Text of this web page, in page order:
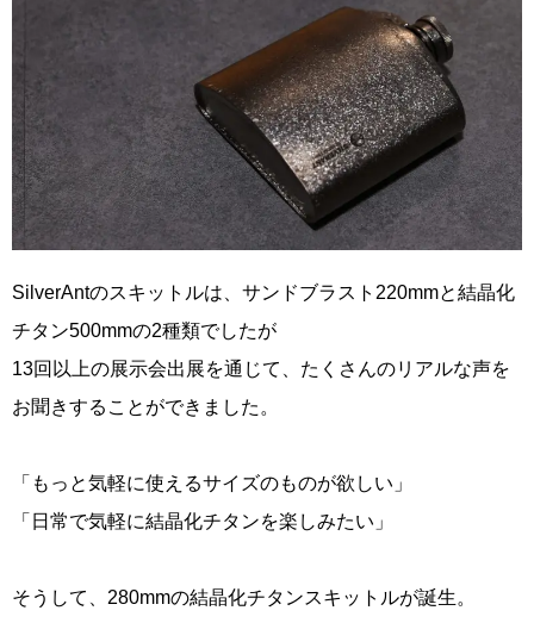
SilverAntのスキットルは、サンドブラスト220mmと結晶化
チタン500mmの2種類でしたが
13回以上の展示会出展を通じて、たくさんのリアルな声を
お聞きすることができました。
「もっと気軽に使えるサイズのものが欲しい」
「日常で気軽に結晶化チタンを楽しみたい」
そうして、280mmの結晶化チタンスキットルが誕生。